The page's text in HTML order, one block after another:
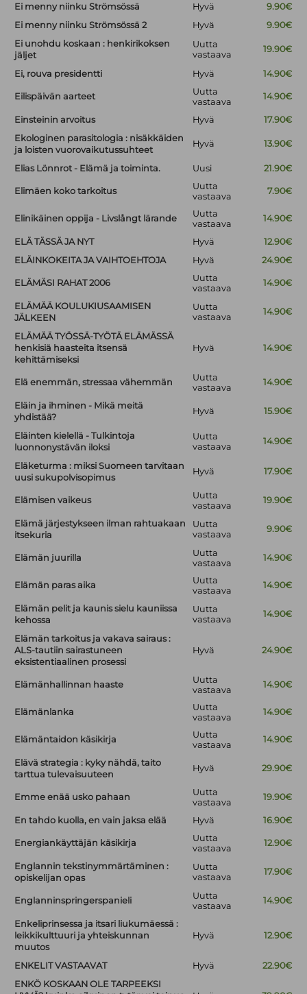
Ei menny niinku Strömsössä Hyvä
9.90€
Ei menny niinku Strömsössä 2
Hyvä
9.90€
Ei unohdu koskaan : henkirikoksen
jäljet
Uutta
vastaava
19.90€
Ei, rouva presidentti Hyvä 14.90€
Eilispäivän aarteet
Uutta
vastaava
14.90€
Einsteinin arvoitus Hyvä
17.90€
Ekologinen parasitologia : nisäkkäiden
ja loisten vuorovaikutussuhteet
Hyvä 13.90€
Elias Lönnrot - Elämä ja toiminta. Uusi 21.90€
Elimäen koko tarkoitus
Uutta
vastaava
7.90€
Elinikäinen oppija - Livslångt lärande
Uutta
vastaava
14.90€
ELÄ TÄSSÄ JA NYT Hyvä
12.90€
ELÄINKOKEITA JA VAIHTOEHTOJA
Hyvä 24.90€
ELÄMÄSI RAHAT 2006
Uutta
vastaava
14.90€
ELÄMÄÄ KOULUKIUSAAMISEN
JÄLKEEN
Uutta
vastaava
14.90€
ELÄMÄÄ TYÖSSÄ-TYÖTÄ ELÄMÄSSÄ
henkisiä haasteita itsensä
kehittämiseksi
Hyvä 14.90€
Elä enemmän, stressaa vähemmän
Uutta
vastaava
14.90€
Eläin ja ihminen - Mikä meitä
yhdistää?
Hyvä 15.90€
Eläinten kielellä - Tulkintoja
luonnonystävän iloksi
Uutta
vastaava
14.90€
Eläketurma : miksi Suomeen tarvitaan
uusi sukupolvisopimus
Hyvä 17.90€
Elämisen vaikeus
Uutta
vastaava
19.90€
Elämä järjestykseen ilman rahtuakaan
itsekuria
Uutta
vastaava
9.90€
Elämän juurilla
Uutta
vastaava
14.90€
Elämän paras aika
Uutta
vastaava
14.90€
Elämän pelit ja kaunis sielu kauniissa
kehossa
Uutta
vastaava
14.90€
Elämän tarkoitus ja vakava sairaus :
ALS-tautiin sairastuneen
eksistentiaalinen prosessi
Hyvä 24.90€
Elämänhallinnan haaste
Uutta
vastaava
14.90€
Elämänlanka
Uutta
vastaava
14.90€
Elämäntaidon käsikirja
Uutta
vastaava
14.90€
Elävä strategia : kyky nähdä, taito
tarttua tulevaisuuteen
Hyvä 29.90€
Emme enää usko pahaan
Uutta
vastaava
19.90€
En tahdo kuolla, en vain jaksa elää Hyvä 16.90€
Energiankäyttäjän käsikirja
Uutta
vastaava
12.90€
Englannin tekstinymmärtäminen :
opiskelijan opas
Uutta
vastaava
17.90€
Englanninspringerspanieli
Uutta
vastaava
14.90€
Enkeliprinsessa ja itsari liukumäessä :
leikkikulttuuri ja yhteiskunnan
muutos
Hyvä 12.90€
ENKELIT VASTAAVAT Hyvä
22.90€
ENKÖ KOSKAAN OLE TARPEEKSI